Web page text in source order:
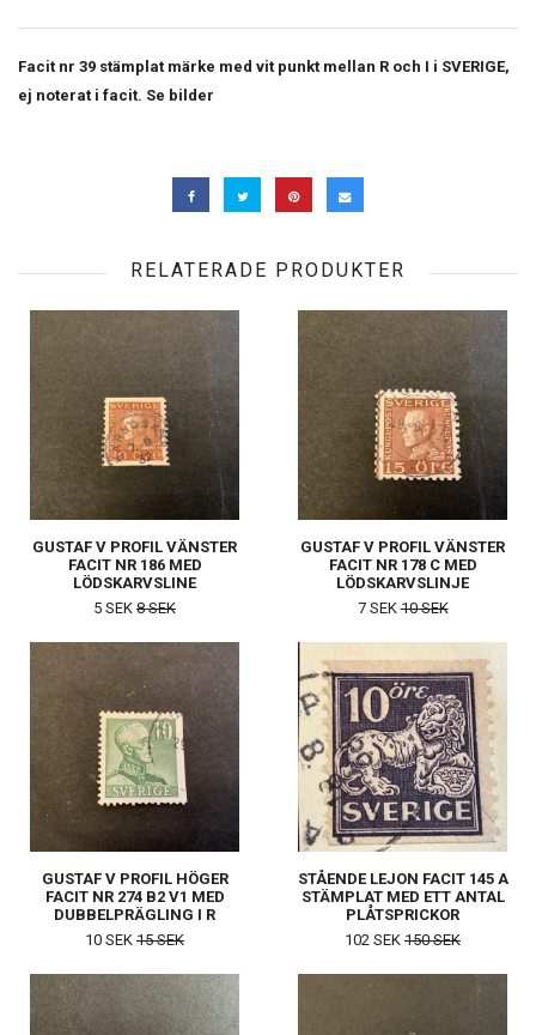
Facit nr 39 stämplat märke med vit punkt mellan R och I i SVERIGE,
ej noterat i facit. Se bilder
RELATERADE PRODUKTER
GUSTAF V PROFIL VÄNSTER
FACIT NR 186 MED
LÖDSKARVSLINE
5 SEK 8 SEK
GUSTAF V PROFIL VÄNSTER
FACIT NR 178 C MED
LÖDSKARVSLINJE
7 SEK10 SEK
GUSTAF V PROFIL HÖGER
FACIT NR 274 B2 V1 MED
DUBBELPRÄGLING I R
10 SEK 15 SEK
STÅENDE LEJON FACIT 145 A
STÄMPLAT MED ETT ANTAL
PLÅTSPRICKOR
102 SEK 150 SEK